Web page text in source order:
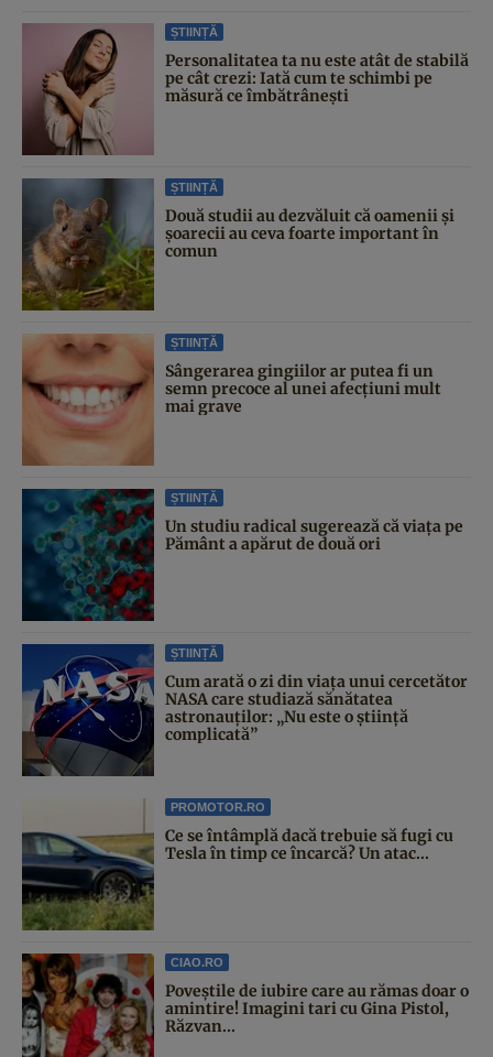
ȘTIINȚĂ
Personalitatea ta nu este atât de stabilă
pe cât crezi: Iată cum te schimbi pe
măsură ce îmbătrânești
ȘTIINȚĂ
Două studii au dezvăluit că oamenii și
șoarecii au ceva foarte important în
comun
ȘTIINȚĂ
Sângerarea gingiilor ar putea fi un
semn precoce al unei afecțiuni mult
mai grave
ȘTIINȚĂ
Un studiu radical sugerează că viața pe
Pământ a apărut de două ori
ȘTIINȚĂ
Cum arată o zi din viața unui cercetător
NASA care studiază sănătatea
astronauților: „Nu este o știință
complicată”
PROMOTOR.RO
Ce se întâmplă dacă trebuie să fugi cu
Tesla în timp ce încarcă? Un atac...
CIAO.RO
Poveştile de iubire care au rămas doar o
amintire! Imagini tari cu Gina Pistol,
Răzvan...